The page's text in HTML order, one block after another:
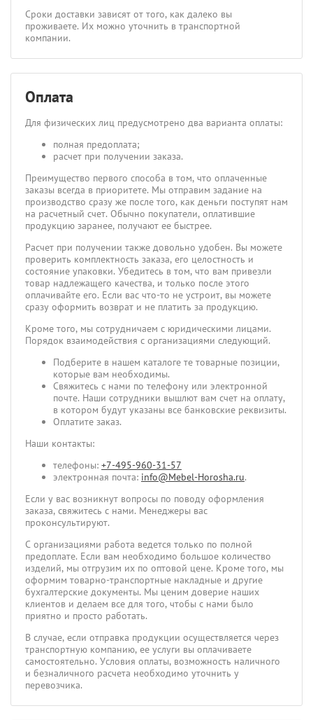
Сроки доставки зависят от того, как далеко вы
проживаете. Их можно уточнить в транспортной
компании.
Оплата
Для физических лиц предусмотрено два варианта оплаты:
полная предоплата;
расчет при получении заказа.
Преимущество первого способа в том, что оплаченные
заказы всегда в приоритете. Мы отправим задание на
производство сразу же после того, как деньги поступят нам
на расчетный счет. Обычно покупатели, оплатившие
продукцию заранее, получают ее быстрее.
Расчет при получении также довольно удобен. Вы можете
проверить комплектность заказа, его целостность и
состояние упаковки. Убедитесь в том, что вам привезли
товар надлежащего качества, и только после этого
оплачивайте его. Если вас что-то не устроит, вы можете
сразу оформить возврат и не платить за продукцию.
Кроме того, мы сотрудничаем с юридическими лицами.
Порядок взаимодействия с организациями следующий.
Подберите в нашем каталоге те товарные позиции,
которые вам необходимы.
Свяжитесь с нами по телефону или электронной
почте. Наши сотрудники вышлют вам счет на оплату,
в котором будут указаны все банковские реквизиты.
Оплатите заказ.
Наши контакты:
телефоны: +7-495-960-31-57
электронная почта: info@Mebel-Horosha.ru.
Если у вас возникнут вопросы по поводу оформления
заказа, свяжитесь с нами. Менеджеры вас
проконсультируют.
С организациями работа ведется только по полной
предоплате. Если вам необходимо большое количество
изделий, мы отгрузим их по оптовой цене. Кроме того, мы
оформим товарно-транспортные накладные и другие
бухгалтерские документы. Мы ценим доверие наших
клиентов и делаем все для того, чтобы с нами было
приятно и просто работать.
В случае, если отправка продукции осуществляется через
транспортную компанию, ее услуги вы оплачиваете
самостоятельно. Условия оплаты, возможность наличного
и безналичного расчета необходимо уточнить у
перевозчика.